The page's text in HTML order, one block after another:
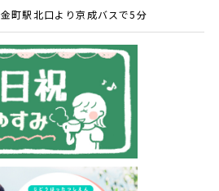
金町駅北口より京成バスで5分